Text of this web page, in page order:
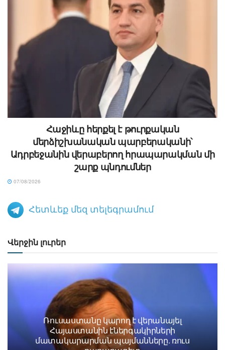
Հաջիևը հերքել է թուրքական
մերձիշխանական պարբերականի՝
Ադրբեջանին վերաբերող հրապարակման մի
շարք պնդումներ
07/08/2026
Հետևեք մեզ տելեգրամում
Վերջին լուրեր
Ռուսաստանը կարող է վերանայել
Հայաստանին էներգակիրների
մատակարարման պայմանները. ռուս